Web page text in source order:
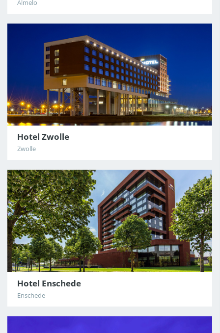
Almelo
Hotel Zwolle
Zwolle
Hotel Enschede
Enschede